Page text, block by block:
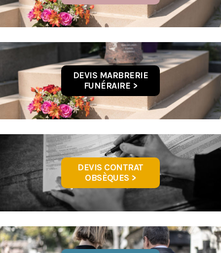
DEVIS MARBRERIE
FUNÉRAIRE >
DEVIS CONTRAT
OBSÈQUES >